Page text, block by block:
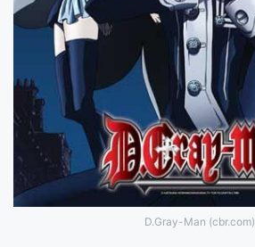
D.Gray-Man (cbr.com)